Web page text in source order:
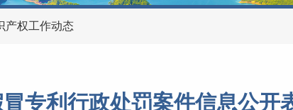
产权工作动态
专利行政处罚案件信息公开